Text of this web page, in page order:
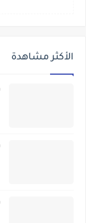
الأكثر مشاهدة